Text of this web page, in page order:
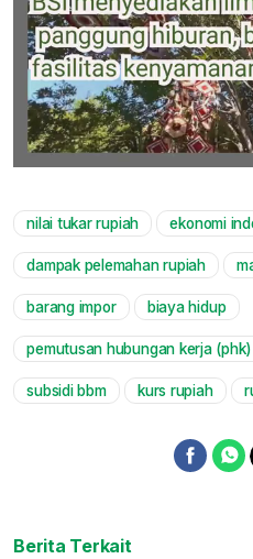
nilai tukar rupiah ekonomi
dampak pelemahan rupiah
barang impor biaya hidup
pemutusan hubungan kerja (phk)
subsidi bbm kurs rupiah
Berita Terkait